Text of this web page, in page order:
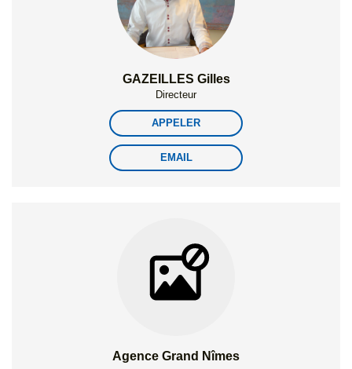
GAZEILLES Gilles
Directeur
APPELER
EMAIL
Agence Grand Nîmes